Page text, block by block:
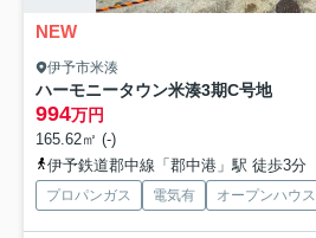
NEW
伊予市米湊
ハーモニータウン米湊3期C号地
994万円
165.62㎡ (-)
伊予鉄道郡中線「郡中港」駅 徒歩3分
プロパンガス 電気有 オープンハウス